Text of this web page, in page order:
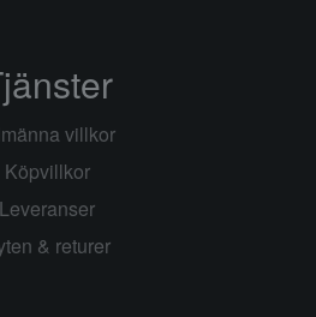
villkor
Köpvillkor
Leveranser
& returer